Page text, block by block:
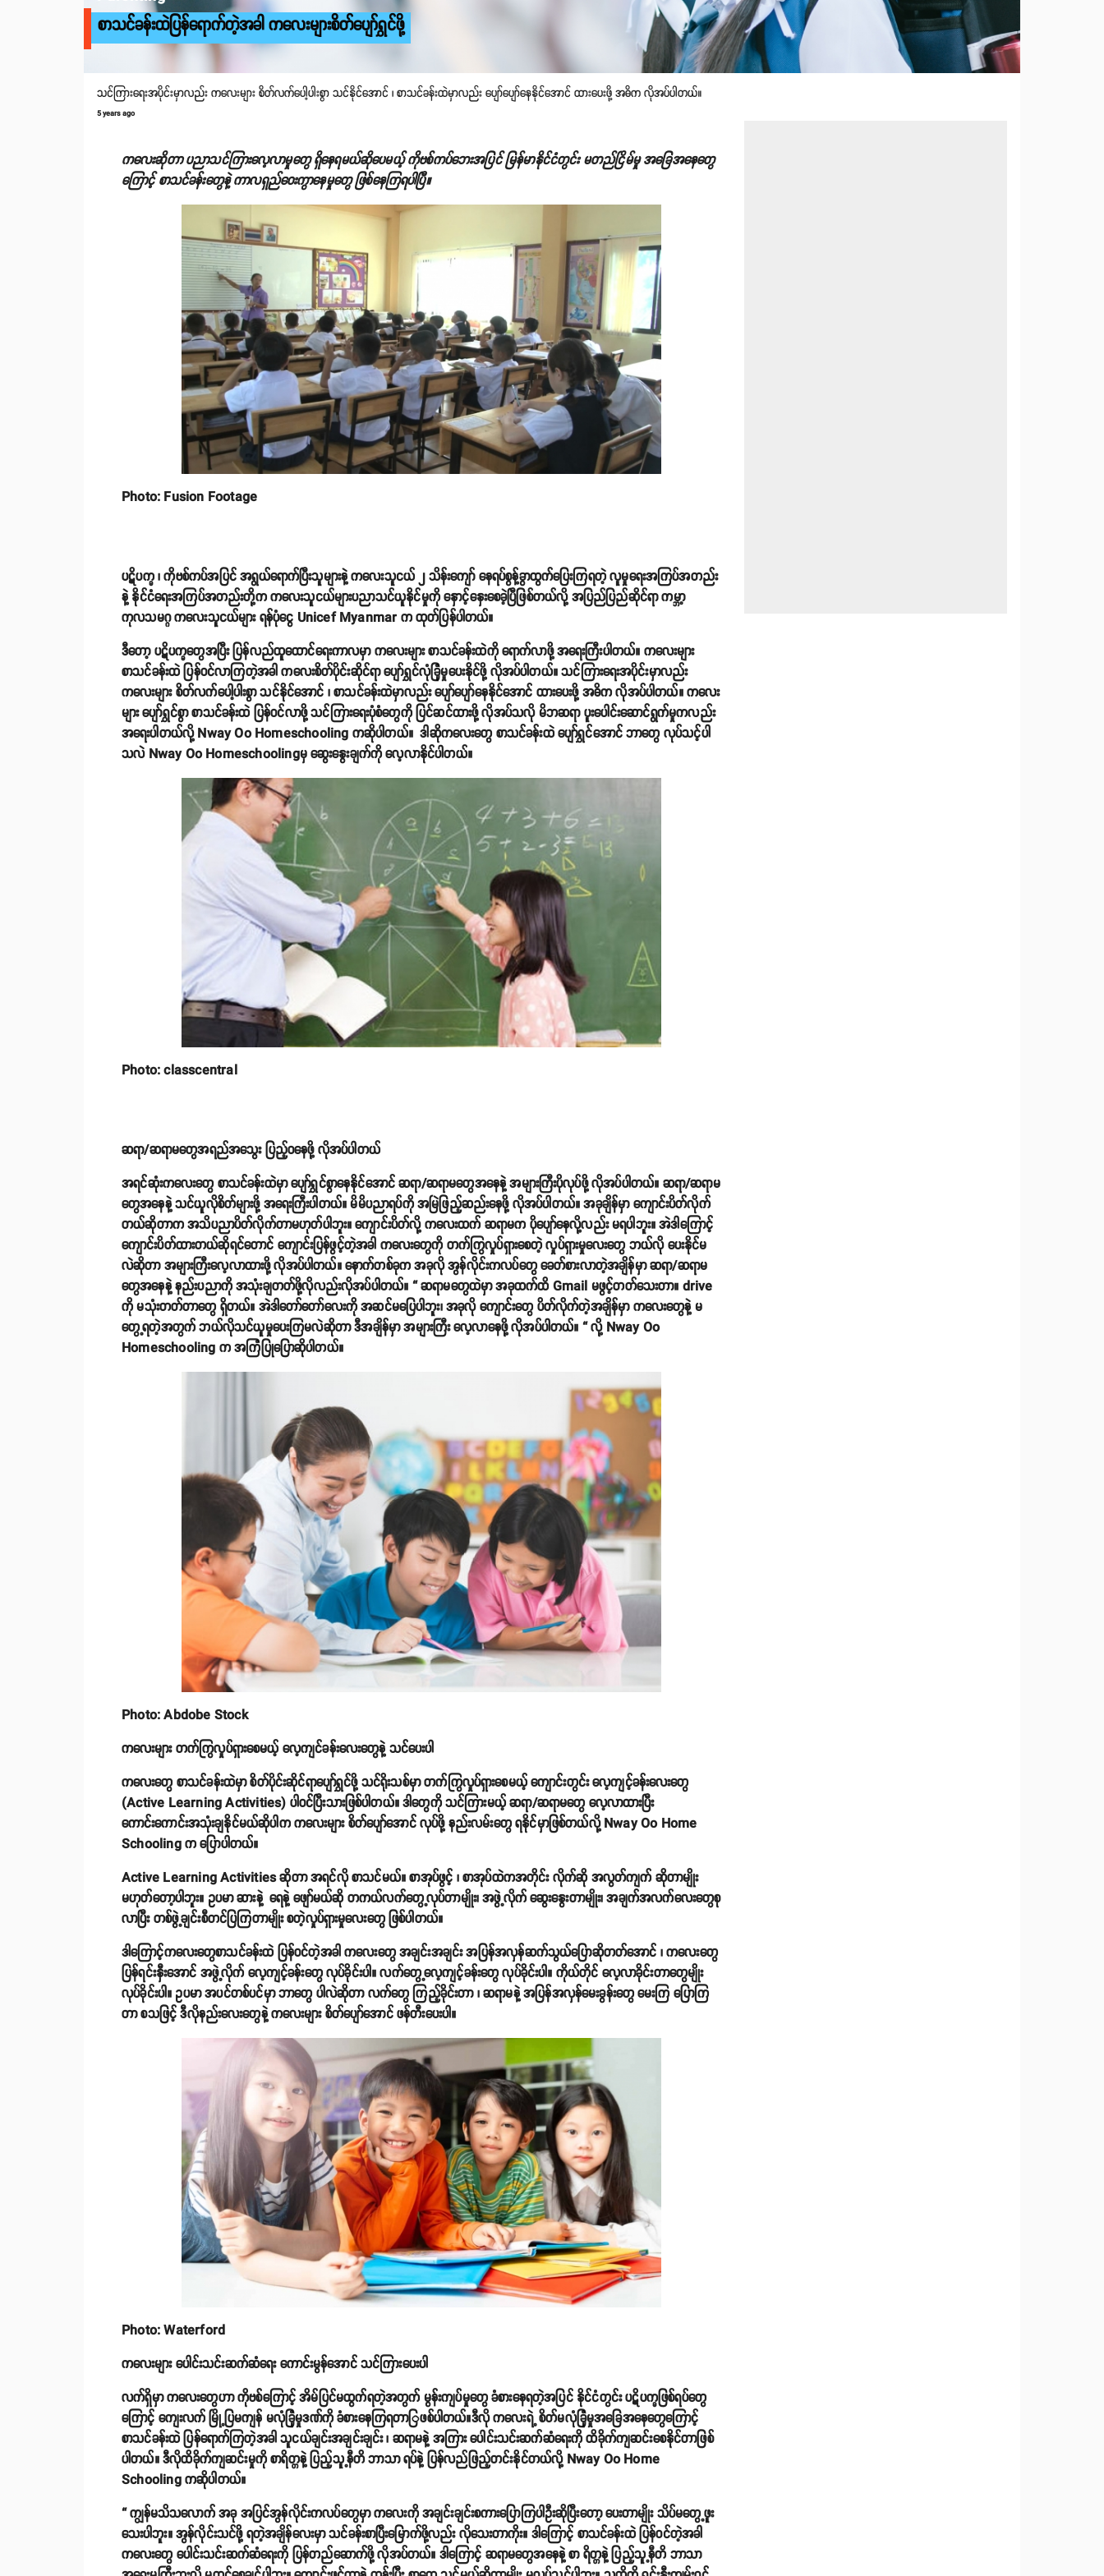
စာသင်ခန်းထဲပြန်ရောက်တဲ့အခါ ကလေးများစိတ်ပျော်ရွှင်ဖို့
သင်ကြားရေးအပိုင်းမှာလည်း ကလေးများ စိတ်လက်ပေါ့ပါးစွာ သင်နိုင်အောင် ၊ စာသင်ခန်းထဲမှာလည်း ပျော်ပျော်နေနိုင်အောင် ထားပေးဖို့ အဓိက လိုအပ်ပါတယ်။
5 years ago
ကလေးဆိုတာ ပညာသင်ကြားလေ့လာမှုတွေ ရှိနေရမယ်ဆိုပေမယ့် ကိုဗစ်ကပ်ဘေးအပြင် မြန်မာနိုင်ငံတွင်း မတည်ငြိမ်မှု အခြေအနေတွေ
ကြောင့် စာသင်ခန်းတွေနဲ့ ကာလရှည်ဝေးကွာနေမှုတွေ ဖြစ်နေကြရပါပြီ။
Photo: Fusion Footage
ပဋိပက္ခ ၊ ကိုဗစ်ကပ်အပြင် အရွယ်ရောက်ပြီးသူများနဲ့ ကလေးသူငယ် ၂ သိန်းကျော် နေရပ်စွန့်ခွာထွက်ပြေးကြရတဲ့ လူမှုရေးအကြပ်အတည်း
နဲ့ နိုင်ငံရေးအကြပ်အတည်းတို့က ကလေးသူငယ်များပညာသင်ယူနိုင်မှုကို နှောင့်နှေးစေခဲ့ပြီဖြစ်တယ်လို့ အပြည်ပြည်ဆိုင်ရာ ကမ္ဘာ့
ကုလသမဂ္ဂ ကလေးသူငယ်များ ရန်ပုံငွေ Unicef Myanmar က ထုတ်ပြန်ပါတယ်။
ဒီတော့ ပဋိပက္ခတွေအပြီး ပြန်လည်ထူထောင်ရေးကာလမှာ ကလေးများ စာသင်ခန်းထဲကို ရောက်လာဖို့ အရေးကြီးပါတယ်။ ကလေးများ
စာသင်ခန်းထဲ ပြန်ဝင်လာကြတဲ့အခါ ကလေးစိတ်ပိုင်းဆိုင်ရာ ပျော်ရွှင်လုံခြုံမှုပေးနိုင်ဖို့ လိုအပ်ပါတယ်။ သင်ကြားရေးအပိုင်းမှာလည်း
ကလေးများ စိတ်လက်ပေါ့ပါးစွာ သင်နိုင်အောင် ၊ စာသင်ခန်းထဲမှာလည်း ပျော်ပျော်နေနိုင်အောင် ထားပေးဖို့ အဓိက လိုအပ်ပါတယ်။ ကလေး
များ ပျော်ရွှင်စွာ စာသင်ခန်းထဲ ပြန်ဝင်လာဖို့ သင်ကြားရေးပုံစံတွေကို ပြင်ဆင်ထားဖို့ လိုအပ်သလို မိဘဆရာ ပူးပေါင်းဆောင်ရွက်မှုကလည်း
အရေးပါတယ်လို့ Nway Oo Homeschooling ကဆိုပါတယ်။ ဒါဆိုကလေးတွေ စာသင်ခန်းထဲ ပျော်ရွှင်အောင် ဘာတွေ လုပ်သင့်ပါ
သလဲ Nway Oo Homeschoolingမှ ဆွေးနွေးချက်ကို လေ့လာနိုင်ပါတယ်။
Photo: classcentral
ဆရာ/ဆရာမတွေအရည်အသွေး ပြည့်ဝနေဖို့ လိုအပ်ပါတယ်
အရင်ဆုံးကလေးတွေ စာသင်ခန်းထဲမှာ ပျော်ရွှင်စွာနေနိုင်အောင် ဆရာ/ဆရာမတွေအနေနဲ့ အများကြီးပိုလုပ်ဖို့ လိုအပ်ပါတယ်။ ဆရာ/ဆရာမ
တွေအနေနဲ့ သင်ယူလိုစိတ်များဖို့ အရေးကြီးပါတယ်။ မိမိပညာရပ်ကို အမြဲဖြည့်ဆည်းနေဖို့ လိုအပ်ပါတယ်။ အခုချိန်မှာ ကျောင်းပိတ်လိုက်
တယ်ဆိုတာက အသိပညာပိတ်လိုက်တာမဟုတ်ပါဘူး။ ကျောင်းပိတ်လို့ ကလေးထက် ဆရာမက ပိုပျော်နေလို့လည်း မရပါဘူး။ အဲဒါကြောင့်
ကျောင်းပိတ်ထားတယ်ဆိုရင်တောင် ကျောင်းပြန်ဖွင့်တဲ့အခါ ကလေးတွေကို တက်ကြွလှုပ်ရှားစေတဲ့ လှုပ်ရှားမှုလေးတွေ ဘယ်လို ပေးနိုင်မ
လဲဆိုတာ အများကြီးလေ့လာထားဖို့ လိုအပ်ပါတယ်။ နောက်တစ်ခုက အခုလို အွန်လိုင်းကလပ်တွေ ခေတ်စားလာတဲ့အချိန်မှာ ဆရာ/ဆရာမ
တွေအနေနဲ့ နည်းပညာကို အသုံးချတတ်ဖို့လိုလည်းလိုအပ်ပါတယ်။ “ ဆရာမတွေထဲမှာ အခုထက်ထိ Gmail မဖွင့်တတ်သေးတာ။ drive
ကို မသုံးတတ်တာတွေ ရှိတယ်။ အဲဒါတော်တော်လေးကို အဆင်မပြေပါဘူး၊ အခုလို ကျောင်းတွေ ပိတ်လိုက်တဲ့အချိန်မှာ ကလေးတွေနဲ့ မ
တွေ့ရတဲ့အတွက် ဘယ်လိုသင်ယူမှုပေးကြမလဲဆိုတာ ဒီအချိန်မှာ အများကြီး လေ့လာနေဖို့ လိုအပ်ပါတယ်။ “ လို့ Nway Oo
Homeschooling က အကြံပြုပြောဆိုပါတယ်။
Photo: Abdobe Stock
ကလေးများ တက်ကြွလှုပ်ရှားစေမယ့် လေ့ကျင်ခန်းလေးတွေနဲ့ သင်ပေးပါ
ကလေးတွေ စာသင်ခန်းထဲမှာ စိတ်ပိုင်းဆိုင်ရာပျော်ရွှင်ဖို့ သင်ရိုးသစ်မှာ တက်ကြွလှုပ်ရှားစေမယ့် ကျောင်းတွင်း လေ့ကျင့်ခန်းလေးတွေ
(Active Learning Activities) ပါဝင်ပြီးသားဖြစ်ပါတယ်။ ဒါတွေကို သင်ကြားမယ့် ဆရာ/ဆရာမတွေ လေ့လာထားပြီး
ကောင်းကောင်းအသုံးချနိုင်မယ်ဆိုပါက ကလေးများ စိတ်ပျော်အောင် လုပ်ဖို့ နည်းလမ်းတွေ ရနိုင်မှာဖြစ်တယ်လို့ Nway Oo Home
Schooling က ပြောပါတယ်။
Active Learning Activities ဆိုတာ အရင်လို စာသင်မယ်။ စာအုပ်ဖွင့် ၊ စာအုပ်ထဲကအတိုင်း လိုက်ဆို အလွတ်ကျက် ဆိုတာမျိုး
မဟုတ်တော့ပါဘူး။ ဥပမာ ဆားနဲ့ ‌ ရေနဲ့ ဖျော်မယ်ဆို တကယ်လက်တွေ့လုပ်တာမျိုး၊ အဖွဲ့လိုက် ဆွေးနွေးတာမျိုး၊ အချက်အလက်လေးတွေစု
လာပြီး တစ်ဖွဲ့ချင်းစီတင်ပြကြတာမျိုး စတဲ့လှုပ်ရှားမှုလေးတွေ ဖြစ်ပါတယ်။
ဒါကြောင့်ကလေးတွေစာသင်ခန်းထဲ ပြန်ဝင်တဲ့အခါ ကလေးတွေ အချင်းအချင်း အပြန်အလှန်ဆက်သွယ်ပြောဆိုတတ်အောင် ၊ ကလေးတွေ
ပြန်ရင်းနှီးအောင် အဖွဲ့လိုက် လေ့ကျင့်ခန်းတွေ လုပ်ခိုင်းပါ။ လက်တွေ့လေ့ကျင့်ခန်းတွေ လုပ်ခိုင်းပါ။ ကိုယ်တိုင် လေ့လာခိုင်းတာတွေမျိုး
လုပ်ခိုင်းပါ။ ဥပမာ အပင်တစ်ပင်မှာ ဘာတွေ ပါလဲဆိုတာ လက်တွေ ကြည့်ခိုင်းတာ ၊ ဆရာမနဲ့ အပြန်အလှန်မေးခွန်းတွေ မေးကြ ပြောကြ
တာ စသဖြင့် ဒီလိုနည်းလေးတွေနဲ့ ကလေးများ စိတ်ပျော်အောင် ဖန်တီးပေးပါ။
Photo: Waterford
ကလေးများ ပေါင်းသင်းဆက်ဆံရေး ကောင်းမွန်အောင် သင်ကြားပေးပါ
လက်ရှိမှာ ကလေးတွေဟာ ကိုဗစ်ကြောင့် အိမ်ပြင်မထွက်ရတဲ့အတွက် မွန်းကျပ်မှုတွေ ခံစားနေရတဲ့အပြင် နိုင်ငံတွင်း ပဋိပက္ခဖြစ်ရပ်တွေ
ကြောင့် ကျေးလက် မြို့ပြမကျန် မလုံခြုံမှုဒဏ်ကို ခံစားနေကြရတာြဖစ်ပါတယ်။ဒီလို ကလေးရဲ့ စိတ်မလုံခြုံမှုအခြေအနေတွေကြောင့်
စာသင်ခန်းထဲ ပြန်ရောက်ကြတဲ့အခါ သူငယ်ချင်းအချင်းချင်း ၊ ဆရာမနဲ့ အကြား ပေါင်းသင်းဆက်ဆံရေးကို ထိခိုက်ကျဆင်းစေနိုင်တာဖြစ်
ပါတယ်။ ဒီလိုထိခိုက်ကျဆင်းမှုကို စာရိတ္တနဲ့ ပြည့်သူ့နီတိ ဘာသာ ရပ်နဲ့ ပြန်လည်ဖြည့်တင်းနိုင်တယ်လို့ Nway Oo Home
Schooling ကဆိုပါတယ်။
“ ကျွန်မသိသလောက် အခု အပြင်အွန်လိုင်းကလပ်တွေမှာ ကလေးကို အချင်းချင်းစကားပြောကြပါဦးဆိုပြီးတော့ ပေးတာမျိုး သိပ်မတွေ့ဖူး
သေးပါဘူး။ အွန်လိုင်းသင်ဖို့ ရတဲ့အချိန်လေးမှာ သင်ခန်းစာပြီးမြောက်ဖို့လည်း လိုသေးတာကိုး။ ဒါကြောင့် စာသင်ခန်းထဲ ပြန်ဝင်တဲ့အခါ
ကလေးတွေ ပေါင်းသင်းဆက်ဆံရေးကို ပြန်တည်ဆောက်ဖို့ လိုအပ်တယ်။ ဒါကြောင့် ဆရာမတွေအနေနဲ့ စာ ရိတ္တနဲ့ ပြည့်သူ့နီတိ ဘာသာ